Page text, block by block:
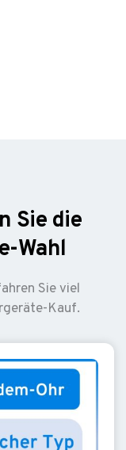
Sie die
Wahl
Sie viel
Kauf.